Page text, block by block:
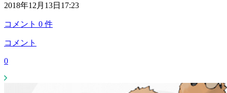
2018年12月13日17:23
コメント 0 件
コメント
0